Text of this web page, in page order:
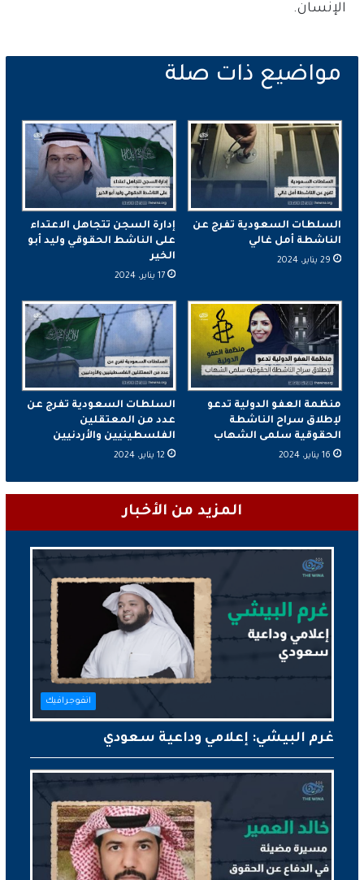
الإنسان.
السلطات السعودية تفرج عن
الناشطة أمل غالي
29 يناير، 2024
إدارة السجن تتجاهل الاعتداء
على الناشط الحقوقي وليد أبو
الخير
17 يناير، 2024
منظمة العفو الدولية تدعو
لإطلاق سراح الناشطة
الحقوقية سلمى الشهاب
16 يناير، 2024
السلطات السعودية تفرج عن
عدد من المعتقلين
الفلسطينيين والأردنيين
12 يناير، 2024
المزيد من الأخبار
انفوجرافيك
غرم البيشي: إعلامي وداعية سعودي